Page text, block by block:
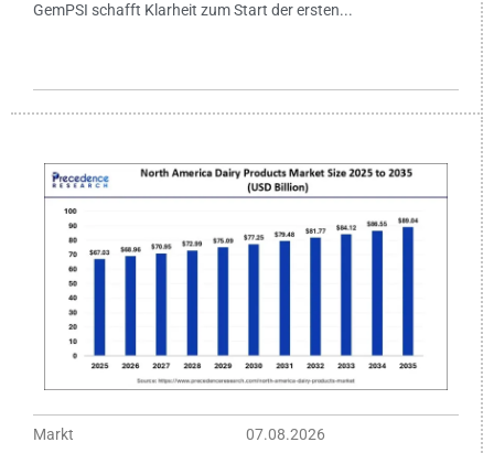
GemPSI schafft Klarheit zum Start der ersten...
Markt
07.08.2026